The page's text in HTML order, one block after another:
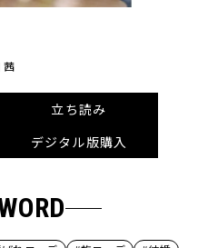
茜
立ち読み
デジタル版購入